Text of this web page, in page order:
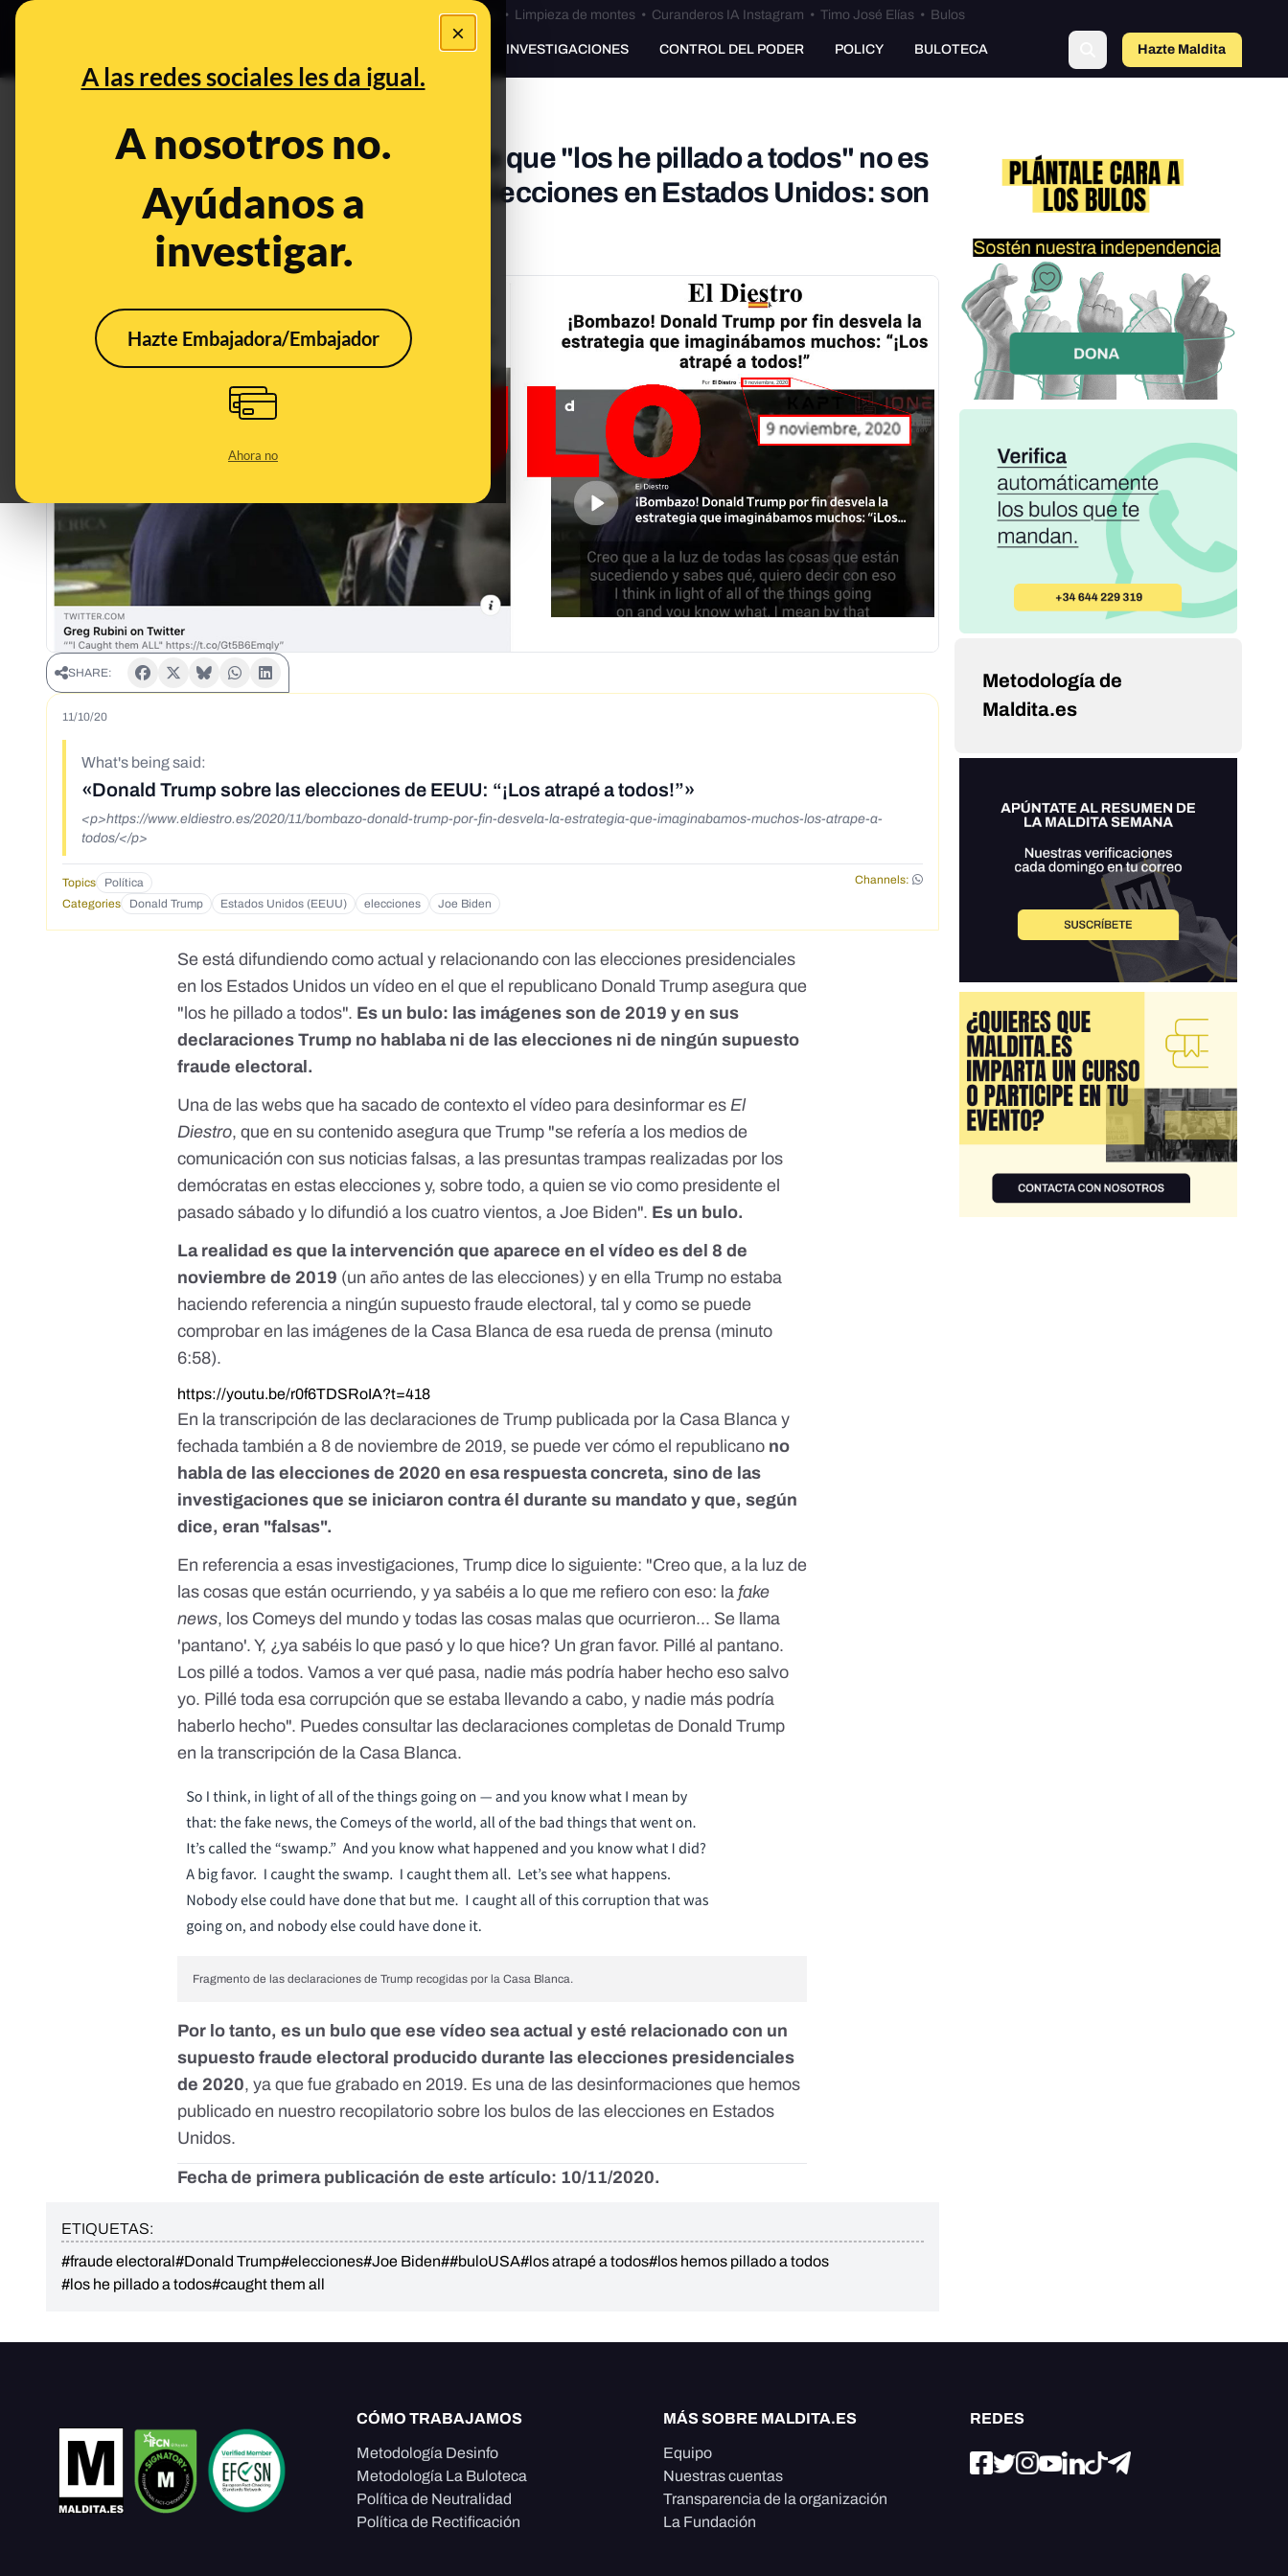
×
A las redes sociales les da igual.
A nosotros no.
Ayúdanos a
investigar.
Hazte Embajadora/Embajador
Ahora no
Bulos Ceuta • Limpieza de montes• Curanderos IA Instagram • Timo José Elías• Bulos
PREBUNKING INVESTIGACIONES CONTROL DEL PODER POLICY BULOTECA Hazte Maldita
No, este vídeo en el que Trump dice que "los he pillado a todos" no es
actual ni está relacionado con las elecciones en Estados Unidos: son
unas declaraciones de 2019
Nov 10, 2020, 10:14:06 AM
SHARE:
11/10/20
What's being said:
«Donald Trump sobre las elecciones de EEUU: “¡Los atrapé a todos!”»
<p>https://www.eldiestro.es/2020/11/bombazo-donald-trump-por-fin-desvela-la-estrategia-que-imaginabamos-muchos-los-atrape-a-
todos/</p>
Topics Política
Channels:
Categories
Donald Trump Estados Unidos (EEUU) elecciones Joe Biden
Se está difundiendo como actual y relacionando con las elecciones presidenciales
en los Estados Unidos un vídeo en el que el republicano Donald Trump asegura que
"los he pillado a todos". Es un bulo: las imágenes son de 2019 y en sus
declaraciones Trump no hablaba ni de las elecciones ni de ningún supuesto
fraude electoral.
Una de las webs que ha sacado de contexto el vídeo para desinformar esEl
Diestro, queen su contenido asegura que Trump "se refería a los medios de
comunicación con sus noticias falsas, a las presuntas trampas realizadas por los
demócratas en estas elecciones y, sobre todo, a quien se vio como presidente el
pasado sábado y lo difundió a los cuatro vientos, a Joe Biden". Es un bulo.
La realidad es que la intervención que aparece en el vídeo es del 8 de
noviembre de 2019 (un año antes de las elecciones) y en ella Trump no estaba
haciendo referencia a ningún supuesto fraude electoral, tal y como se puede
comprobar en las imágenes de la Casa Blanca de esa rueda de prensa (minuto
6:58).
https://youtu.be/r0f6TDSRoIA?t=418
En latranscripción de las declaraciones de Trump publicada por la Casa Blanca y
fechada también a 8 de noviembre de 2019, se puede ver cómo el republicano no
habla de las elecciones de 2020 en esa respuesta concreta, sino de las
investigaciones que se iniciaron contra él durante su mandato y que, según
dice, eran "falsas".
En referencia a esas investigaciones, Trump dice lo siguiente: "Creo que, a la luz de
las cosas que están ocurriendo, y ya sabéis a lo que me refiero con eso: la fake
news, los Comeys del mundo y todas las cosas malas que ocurrieron... Se llama
'pantano'. Y, ¿ya sabéis lo que pasó y lo que hice? Un gran favor. Pillé al pantano.
Los pillé a todos. Vamos a ver qué pasa, nadie más podría haber hecho eso salvo
yo. Pillé toda esa corrupción que se estaba llevando a cabo, y nadie más podría
haberlo hecho". Puedes consultar las declaraciones completas de Donald Trump
en la transcripción de la Casa Blanca.
Fragmento de las declaraciones de Trumprecogidas por la Casa Blanca.
Por lo tanto, es un bulo que ese vídeo sea actual y esté relacionado con un
supuesto fraude electoral producido durante las elecciones presidenciales
de 2020, ya que fue grabado en 2019. Es una de las desinformaciones que hemos
publicadoen nuestro recopilatorio sobre los bulos de las elecciones en Estados
Unidos.
Fecha de primera publicación de este artículo: 10/11/2020.
ETIQUETAS:
#fraude electoral#Donald Trump#elecciones#Joe Biden##buloUSA#los atrapé a todos#los hemos pillado a todos
#los he pillado a todos#caught them all
Metodología de
Maldita.es
CÓMO TRABAJAMOS
Metodología Desinfo
Metodología La Buloteca
Política de Neutralidad
Política de Rectificación
MÁS SOBRE MALDITA.ES
Equipo
Nuestras cuentas
Transparencia de la organización
La Fundación
REDES